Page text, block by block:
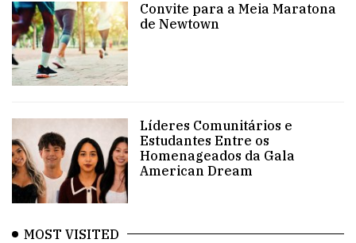
Convite para a Meia Maratona
de Newtown
Líderes Comunitários e
Estudantes Entre os
Homenageados da Gala
American Dream
MOST VISITED